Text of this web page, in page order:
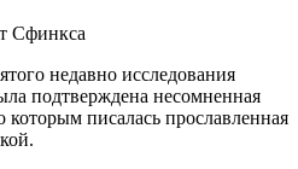
Сфинкса
недавно исследования
подтверждена несомненная
писалась прославленная